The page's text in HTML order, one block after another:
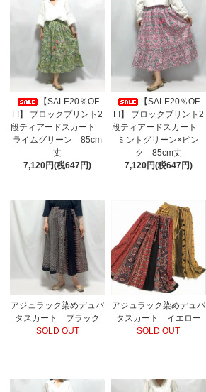
【SALE20％OF
F!】 ブロックプリント2
段ティアードスカート
ライムグリーン 85cm
丈
7,120円(税647円)
【SALE20％OF
F!】 ブロックプリント2
段ティアードスカート
ミントグリーン×ピン
ク 85cm丈
7,120円(税647円)
アジュラック染めデュパ
タスカート ブラック
SOLD OUT
アジュラック染めデュパ
タスカート イエロー
SOLD OUT